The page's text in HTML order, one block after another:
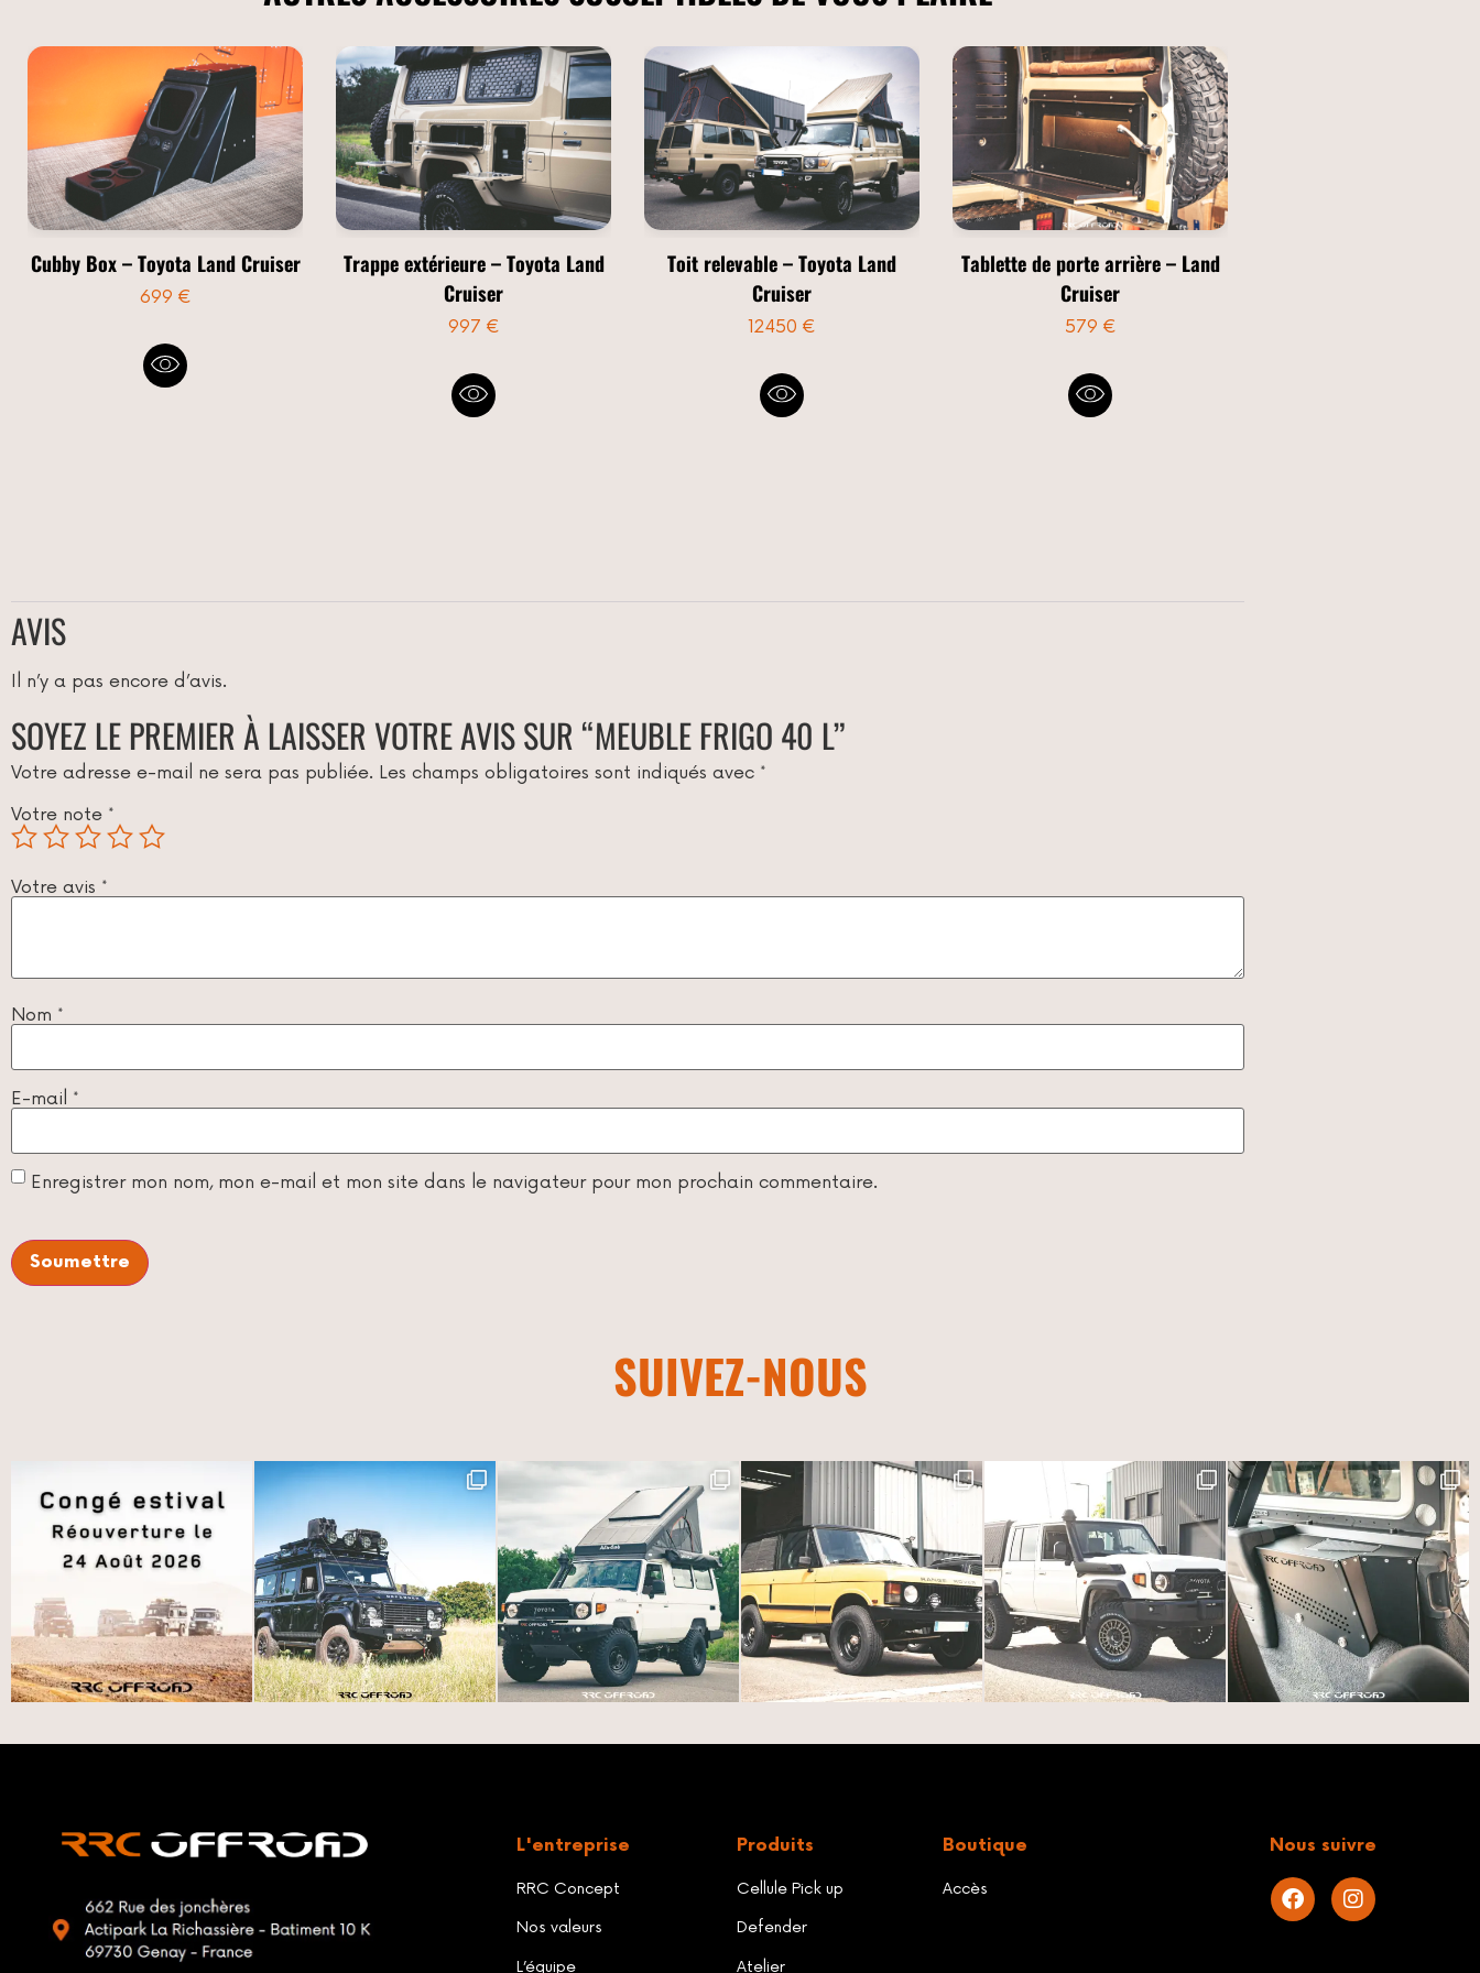
Cubby Box – Toyota Land Cruiser
699 €
Trappe extérieure – Toyota Land
Cruiser
997 €
Toit relevable – Toyota Land
Cruiser
12450 €
Tablette de porte arrière – Land
Cruiser
579 €
AVIS
Il n’y a pas encore d’avis.
SOYEZ LE PREMIER À LAISSER VOTRE AVIS SUR “MEUBLE FRIGO 40 L”
Votre adresse e-mail ne sera pas publiée. Les champs obligatoires sont indiqués avec *
Votre note *
Votre avis *
Nom *
E-mail *
Enregistrer mon nom, mon e-mail et mon site dans le navigateur pour mon prochain commentaire.
SUIVEZ-NOUS
L'entreprise
RRC Concept
Nos valeurs
L’équipe
Produits
Cellule Pick up
Defender
Atelier
Boutique
Accès
Nous suivre